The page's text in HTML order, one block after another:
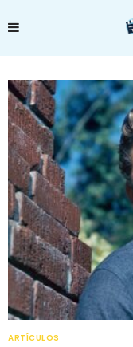
ARTÍCULOS